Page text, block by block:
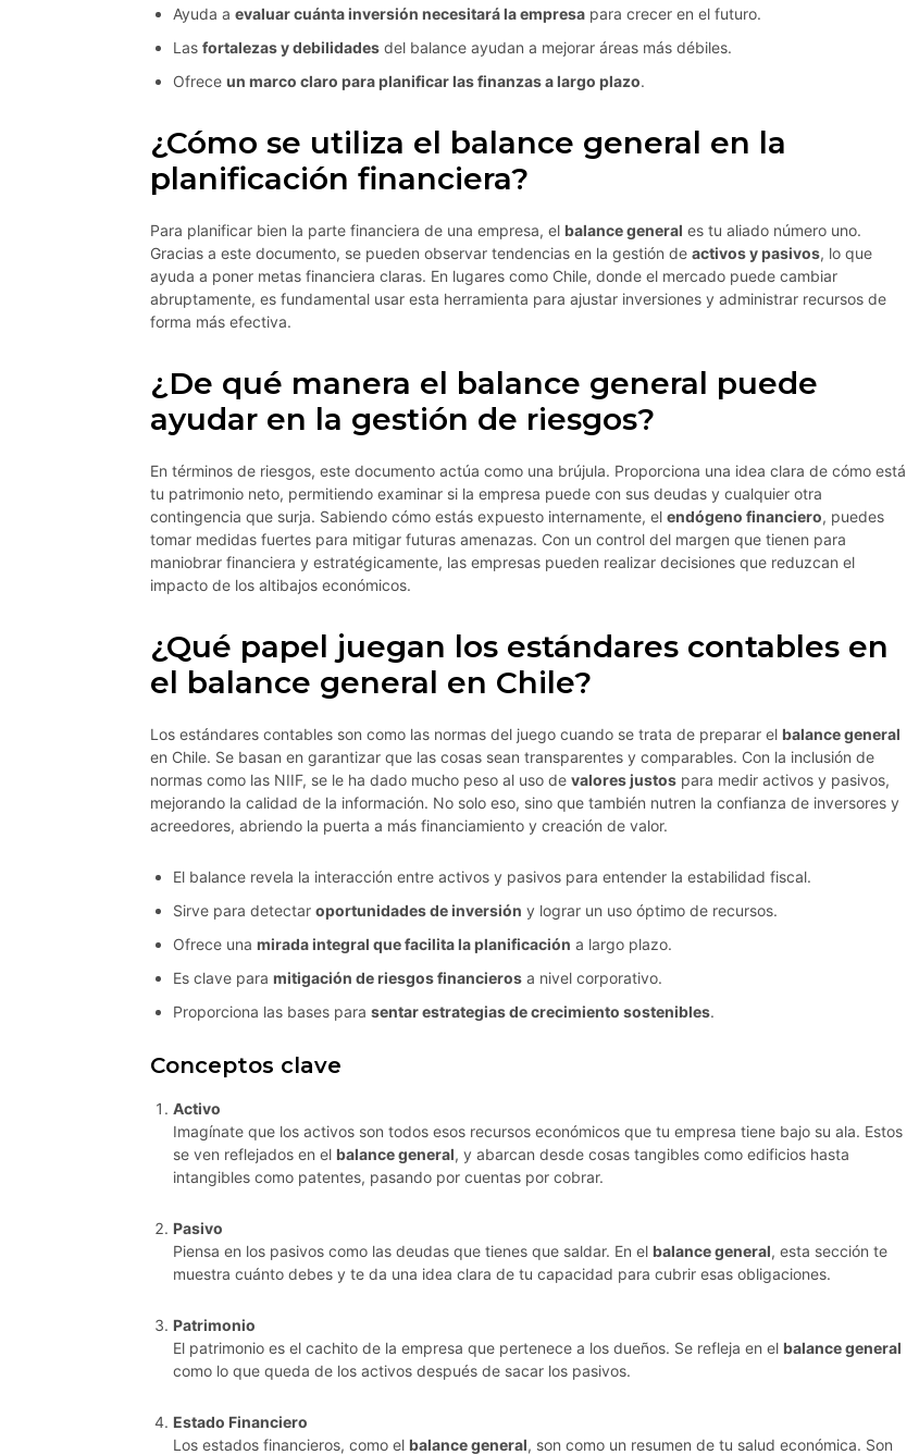
Ayuda a evaluar cuánta inversión necesitará la empresa para crecer en el futuro.
Las fortalezas y debilidades del balance ayudan a mejorar áreas más débiles.
Ofrece un marco claro para planificar las finanzas a largo plazo.
¿Cómo se utiliza el balance general en la
planificación financiera?
Para planificar bien la parte financiera de una empresa, el balance general es tu aliado número uno.
Gracias a este documento, se pueden observar tendencias en la gestión de activos y pasivos, lo que
ayuda a poner metas financiera claras. En lugares como Chile, donde el mercado puede cambiar
abruptamente, es fundamental usar esta herramienta para ajustar inversiones y administrar recursos de
forma más efectiva.
¿De qué manera el balance general puede
ayudar en la gestión de riesgos?
En términos de riesgos, este documento actúa como una brújula. Proporciona una idea clara de cómo está
tu patrimonio neto, permitiendo examinar si la empresa puede con sus deudas y cualquier otra
contingencia que surja. Sabiendo cómo estás expuesto internamente, el endógeno financiero, puedes
tomar medidas fuertes para mitigar futuras amenazas. Con un control del margen que tienen para
maniobrar financiera y estratégicamente, las empresas pueden realizar decisiones que reduzcan el
impacto de los altibajos económicos.
¿Qué papel juegan los estándares contables en
el balance general en Chile?
Los estándares contables son como las normas del juego cuando se trata de preparar el balance general
en Chile. Se basan en garantizar que las cosas sean transparentes y comparables. Con la inclusión de
normas como las NIIF, se le ha dado mucho peso al uso de valores justos para medir activos y pasivos,
mejorando la calidad de la información. No solo eso, sino que también nutren la confianza de inversores y
acreedores, abriendo la puerta a más financiamiento y creación de valor.
El balance revela la interacción entre activos y pasivos para entender la estabilidad fiscal.
Sirve para detectar oportunidades de inversión y lograr un uso óptimo de recursos.
Ofrece una mirada integral que facilita la planificación a largo plazo.
Es clave para mitigación de riesgos financieros a nivel corporativo.
Proporciona las bases para sentar estrategias de crecimiento sostenibles.
Conceptos clave
Activo
Imagínate que los activos son todos esos recursos económicos que tu empresa tiene bajo su ala. Estos
se ven reflejados en el balance general, y abarcan desde cosas tangibles como edificios hasta
intangibles como patentes, pasando por cuentas por cobrar.
Pasivo
Piensa en los pasivos como las deudas que tienes que saldar. En el balance general, esta sección te
muestra cuánto debes y te da una idea clara de tu capacidad para cubrir esas obligaciones.
Patrimonio
El patrimonio es el cachito de la empresa que pertenece a los dueños. Se refleja en el balance general
como lo que queda de los activos después de sacar los pasivos.
Estado Financiero
Los estados financieros, como el balance general, son como un resumen de tu salud económica. Son